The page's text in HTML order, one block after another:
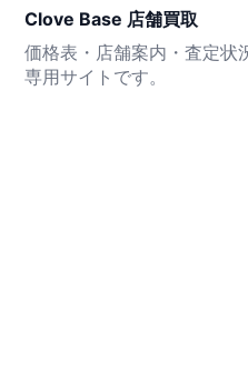
Clove Base 店舗買取
価格表・店舗案内・査定状
専用サイトです。